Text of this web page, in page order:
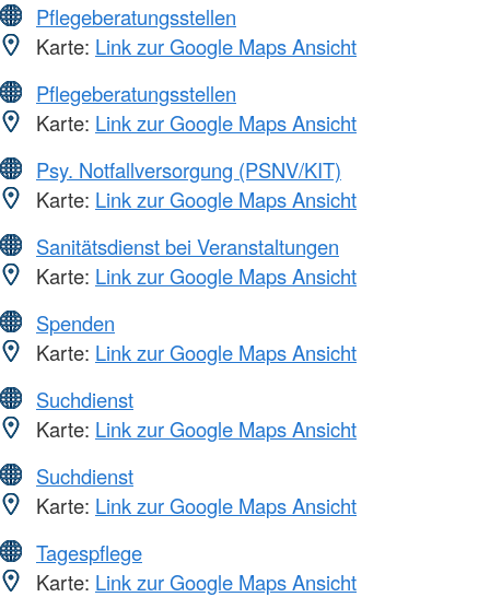
Pflegeberatungsstellen
Karte: Link zur Google Maps Ansicht
Pflegeberatungsstellen
Karte: Link zur Google Maps Ansicht
Psy. Notfallversorgung (PSNV/KIT)
Karte: Link zur Google Maps Ansicht
Sanitätsdienst bei Veranstaltungen
Karte: Link zur Google Maps Ansicht
Spenden
Karte: Link zur Google Maps Ansicht
Suchdienst
Karte: Link zur Google Maps Ansicht
Suchdienst
Karte: Link zur Google Maps Ansicht
Tagespflege
Karte: Link zur Google Maps Ansicht